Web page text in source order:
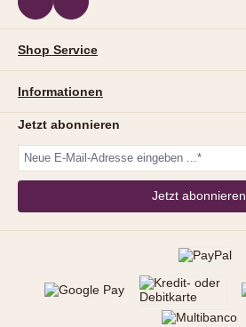
Shop Service
Informationen
Jetzt abonnieren
Jetzt abonnieren